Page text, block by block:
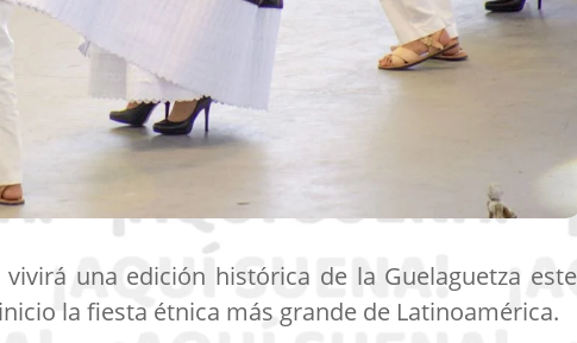
vivirá una edición histórica de la Guelaguetza este
la fiesta étnica más grande de Latinoamérica.